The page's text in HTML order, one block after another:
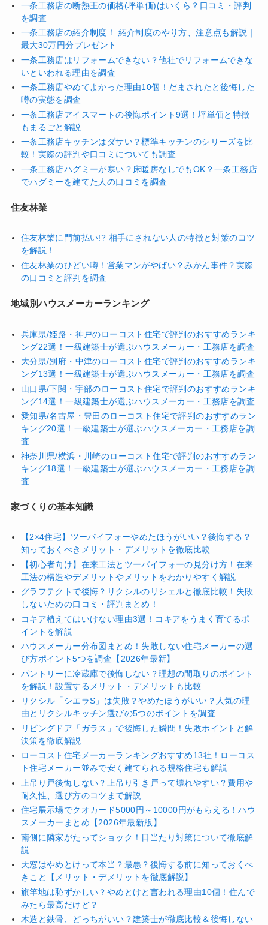
一条工務店の断熱王の価格(坪単価)はいくら？口コミ・評判
を調査
一条工務店の紹介制度！ 紹介制度のやり方、注意点も解説｜
最大30万円分プレゼント
一条工務店はリフォームできない？他社でリフォームできな
いといわれる理由を調査
一条工務店やめてよかった理由10個！だまされたと後悔した
噂の実態を調査
一条工務店アイスマートの後悔ポイント9選！坪単価と特徴
もまるごと解説
一条工務店キッチンはダサい？標準キッチンのシリーズを比
較！実際の評判や口コミについても調査
一条工務店ハグミーが寒い？床暖房なしでもOK？一条工務店
でハグミーを建てた人の口コミを調査
住友林業
住友林業に門前払い!? 相手にされない人の特徴と対策のコツ
を解説！
住友林業のひどい噂！営業マンがやばい？みかん事件？実際
の口コミと評判を調査
地域別ハウスメーカーランキング
兵庫県/姫路・神戸のローコスト住宅で評判のおすすめランキ
ング22選！一級建築士が選ぶハウスメーカー・工務店を調査
大分県/別府・中津のローコスト住宅で評判のおすすめランキ
ング13選！一級建築士が選ぶハウスメーカー・工務店を調査
山口県/下関・宇部のローコスト住宅で評判のおすすめランキ
ング14選！一級建築士が選ぶハウスメーカー・工務店を調査
愛知県/名古屋・豊田のローコスト住宅で評判のおすすめラン
キング20選！一級建築士が選ぶハウスメーカー・工務店を調
査
神奈川県/横浜・川崎のローコスト住宅で評判のおすすめラン
キング18選！一級建築士が選ぶハウスメーカー・工務店を調
査
家づくりの基本知識
【2×4住宅】ツーバイフォーやめたほうがいい？後悔する？
知っておくべきメリット・デメリットを徹底比較
【初心者向け】在来工法とツーバイフォーの見分け方！在来
工法の構造やデメリットやメリットをわかりやすく解説
グラフテクトで後悔？リクシルのリシェルと徹底比較！失敗
しないための口コミ・評判まとめ！
コキア植えてはいけない理由3選！コキアをうまく育てるポ
イントを解説
ハウスメーカー分布図まとめ！失敗しない住宅メーカーの選
び方ポイント5つを調査【2026年最新】
パントリーに冷蔵庫で後悔しない？理想の間取りのポイント
を解説！設置するメリット・デメリットも比較
リクシル「シエラS」は失敗？やめたほうがいい？人気の理
由とリクシルキッチン選びの5つのポイントを調査
リビングドア「ガラス」で後悔した瞬間！失敗ポイントと解
決策を徹底解説
ローコスト住宅メーカーランキングおすすめ13社！ローコス
ト住宅メーカー並みで安く建てられる規格住宅も解説
上吊り戸後悔しない？上吊り引き戸って壊れやすい？費用や
耐久性、選び方のコツまで解説
住宅展示場でクオカード5000円～10000円がもらえる！ハウ
スメーカーまとめ【2026年最新版】
南側に隣家がたってショック！日当たり対策について徹底解
説
天窓はやめとけって本当？最悪？後悔する前に知っておくべ
きこと【メリット・デメリットを徹底解説】
旗竿地は恥ずかしい？やめとけと言われる理由10個！住んで
みたら最高だけど？
木造と鉄骨、どっちがいい？建築士が徹底比較＆後悔しない